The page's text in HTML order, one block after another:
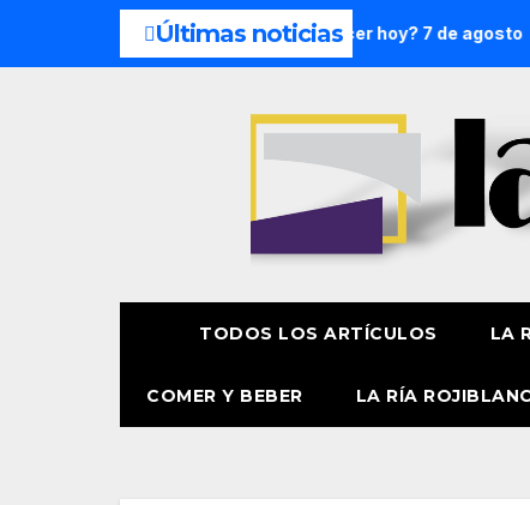
Últimas noticias
8 y 9 de agosto ¿Qué hacer hoy? 7 de agosto
TODOS LOS ARTÍCULOS LA
COMER Y BEBER LA RÍA